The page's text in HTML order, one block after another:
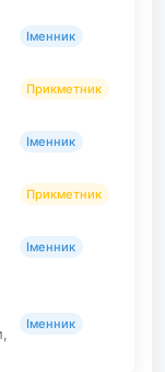
Іменник
Прикметник
Іменник
Прикметник
Іменник
Іменник